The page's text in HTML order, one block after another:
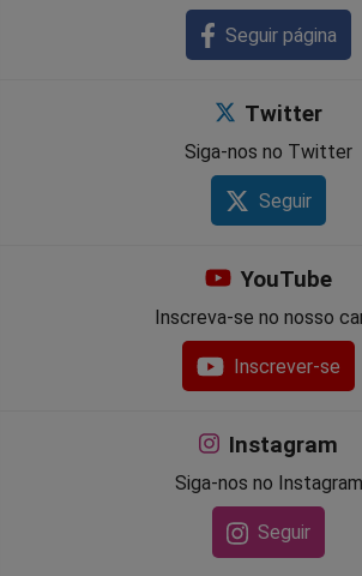
Seguir página
Twitter
Siga-nos no Twitter
Seguir
YouTube
Inscreva-se no nosso
Inscrever-se
Instagram
Siga-nos no Instagram
Seguir